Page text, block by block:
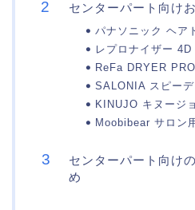
センターパート向け
パナソニック ヘア
レプロナイザー
ReFa DRYER PRO
SALONIA スピー
KINUJO キヌージ
Moobibear サロン
センターパート向け
め